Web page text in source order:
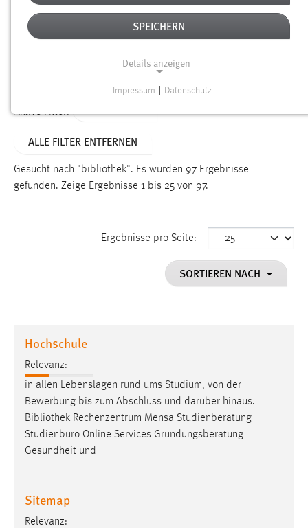
Alter
Aktive Filter:
ALLE FILTER ENTFERNEN
Gesucht nach "bibliothek". Es wurden 97 Ergebnisse
gefunden. Zeige Ergebnisse 1 bis 25 von 97.
Ergebnisse pro Seite:
SORTIEREN NACH
Hochschule
Relevanz:
in allen Lebenslagen rund ums Studium, von der
Bewerbung bis zum Abschluss und darüber hinaus.
Bibliothek Rechenzentrum Mensa Studienberatung
Studienbüro Online Services Gründungsberatung
Gesundheit und
Sitemap
Relevanz:
SPEICHERN
Details anzeigen
Funktionen und sind für die einwandfreie Funktion der
Einverständnis
cookie_consent
Dieser Cookie speichert die ausgewählten Einverständnis-
Performance
Name:
Zweck:
Für performante Seitenauslieferung wird in diesem Cookie
Sprachpräferenz
Impressum Datenschutz